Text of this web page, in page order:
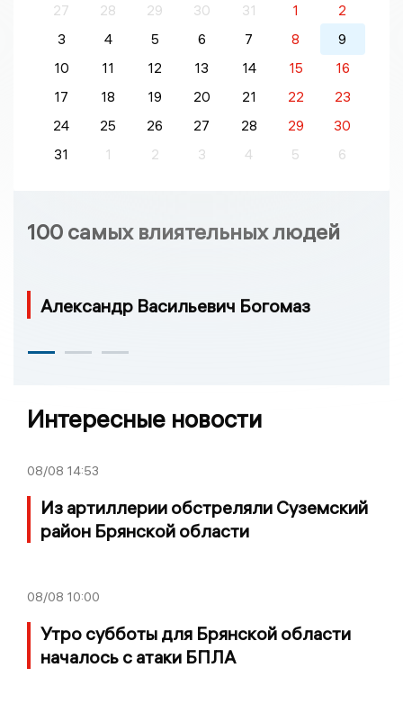
27
28 29 30 31 1
2
3
4 5 6 7 8
9
10
11 12 13 14 15
16
17
18 19 20 21 22
23
24
25 26 27 28 29
30
31
1 2 3 4 5 6
100 самых влиятельных людей
Александр Васильевич Богомаз
Интересные новости
08/08 14:53
Из артиллерии обстреляли Суземский
район Брянской области
08/08 10:00
Утро субботы для Брянской области
началось с атаки БПЛА